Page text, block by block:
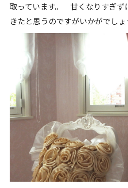
取っています。 甘くなりすぎず
きたと思うのですがいかがでしょ